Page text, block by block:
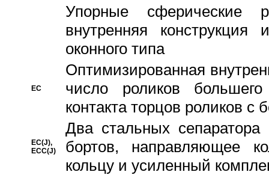
Упорные сферические
внутренняя
оконного типа
EC
Oптимизированная
число роликов
контакта торцов роликов с
EC(J),
ECC(J)
Два стальных сепаратора
бортов, направляющее
кольцу и усиленный